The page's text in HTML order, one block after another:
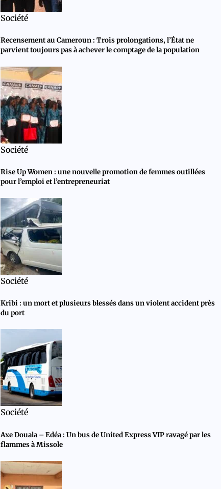
Société
Recensement au Cameroun : Trois prolongations, l’État ne
parvient toujours pas à achever le comptage de la population
Société
Rise Up Women : une nouvelle promotion de femmes outillées
pour l’emploi et l’entrepreneuriat
Société
Kribi : un mort et plusieurs blessés dans un violent accident près
du port
Société
Axe Douala – Edéa : Un bus de United Express VIP ravagé par les
flammes à Missole